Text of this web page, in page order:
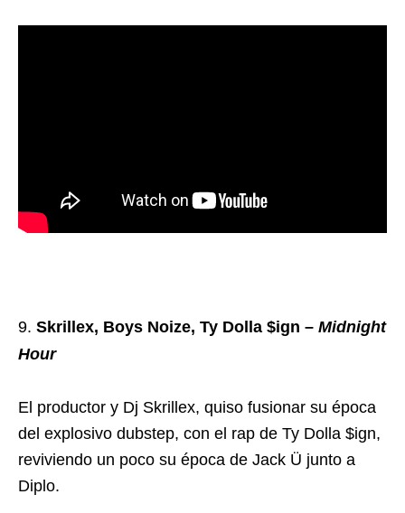
Skrillex, Boys Noize, Ty Dolla $ign – Midnight
Hour
El productor y Dj Skrillex, quiso fusionar su época
del explosivo dubstep, con el rap de Ty Dolla $ign,
reviviendo un poco su época de Jack Ü junto a
Diplo.